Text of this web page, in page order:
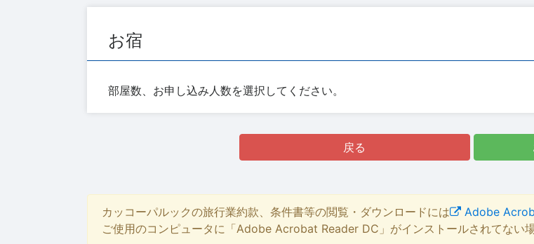
お宿
部屋数、お申し込み人数を選択してください。
戻る
カッコーパルックの旅行業約款、条件書等の閲覧・ダウンロードには Adobe
ご使用のコンピュータに「Adobe Acrobat Reader DC」がインストールされてない